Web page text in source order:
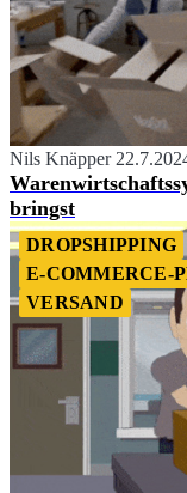
Nils Knäpper
bringst
DROPSHIPPING
E-COMMERCE-
VERSAND